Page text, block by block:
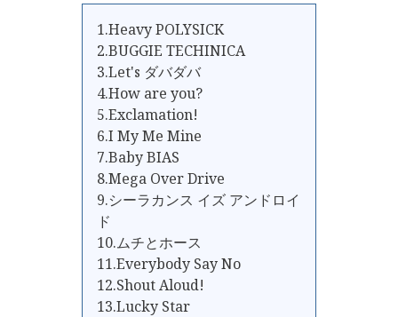
1.Heavy POLYSICK
2.BUGGIE TECHINICA
3.Let's ダバダバ
4.How are you?
5.Exclamation!
6.I My Me Mine
7.Baby BIAS
8.Mega Over Drive
9.シーラカンス イズ アンドロイ
ド
10.ムチとホース
11.Everybody Say No
12.Shout Aloud!
13.Lucky Star